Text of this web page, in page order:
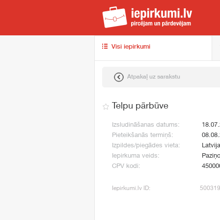
Visi iepirkumi
Atpakaļ uz sarakstu
Telpu pārbūve
Izsludināšanas datums:
Pieteikšanās termiņš:
Izpildes/piegādes vieta:
Iepirkuma veids:
CPV kodi:
Iepirkumi.lv ID: